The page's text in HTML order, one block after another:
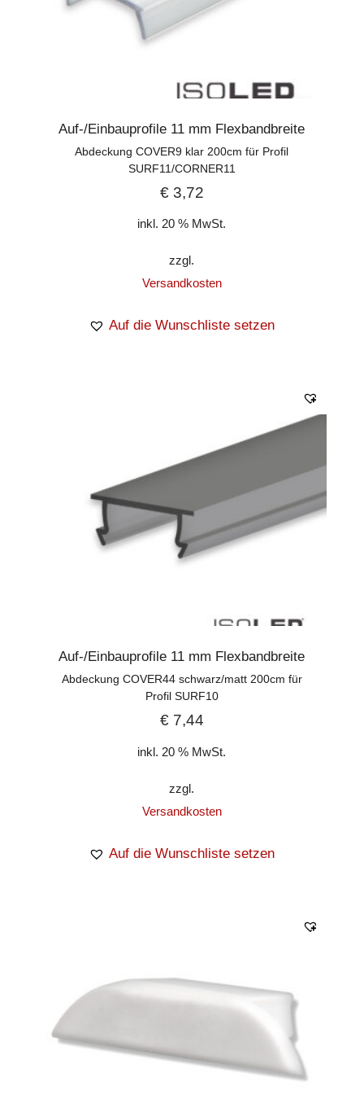
Auf-/Einbauprofile 11 mm Flexbandbreite
Abdeckung COVER9 klar 200cm für Profil
SURF11/CORNER11
€3,72
inkl. 20 % MwSt.
zzgl.
Versandkosten
Auf die Wunschliste setzen
Auf-/Einbauprofile 11 mm Flexbandbreite
Abdeckung COVER44 schwarz/matt 200cm für
Profil SURF10
€7,44
inkl. 20 % MwSt.
zzgl.
Versandkosten
Auf die Wunschliste setzen